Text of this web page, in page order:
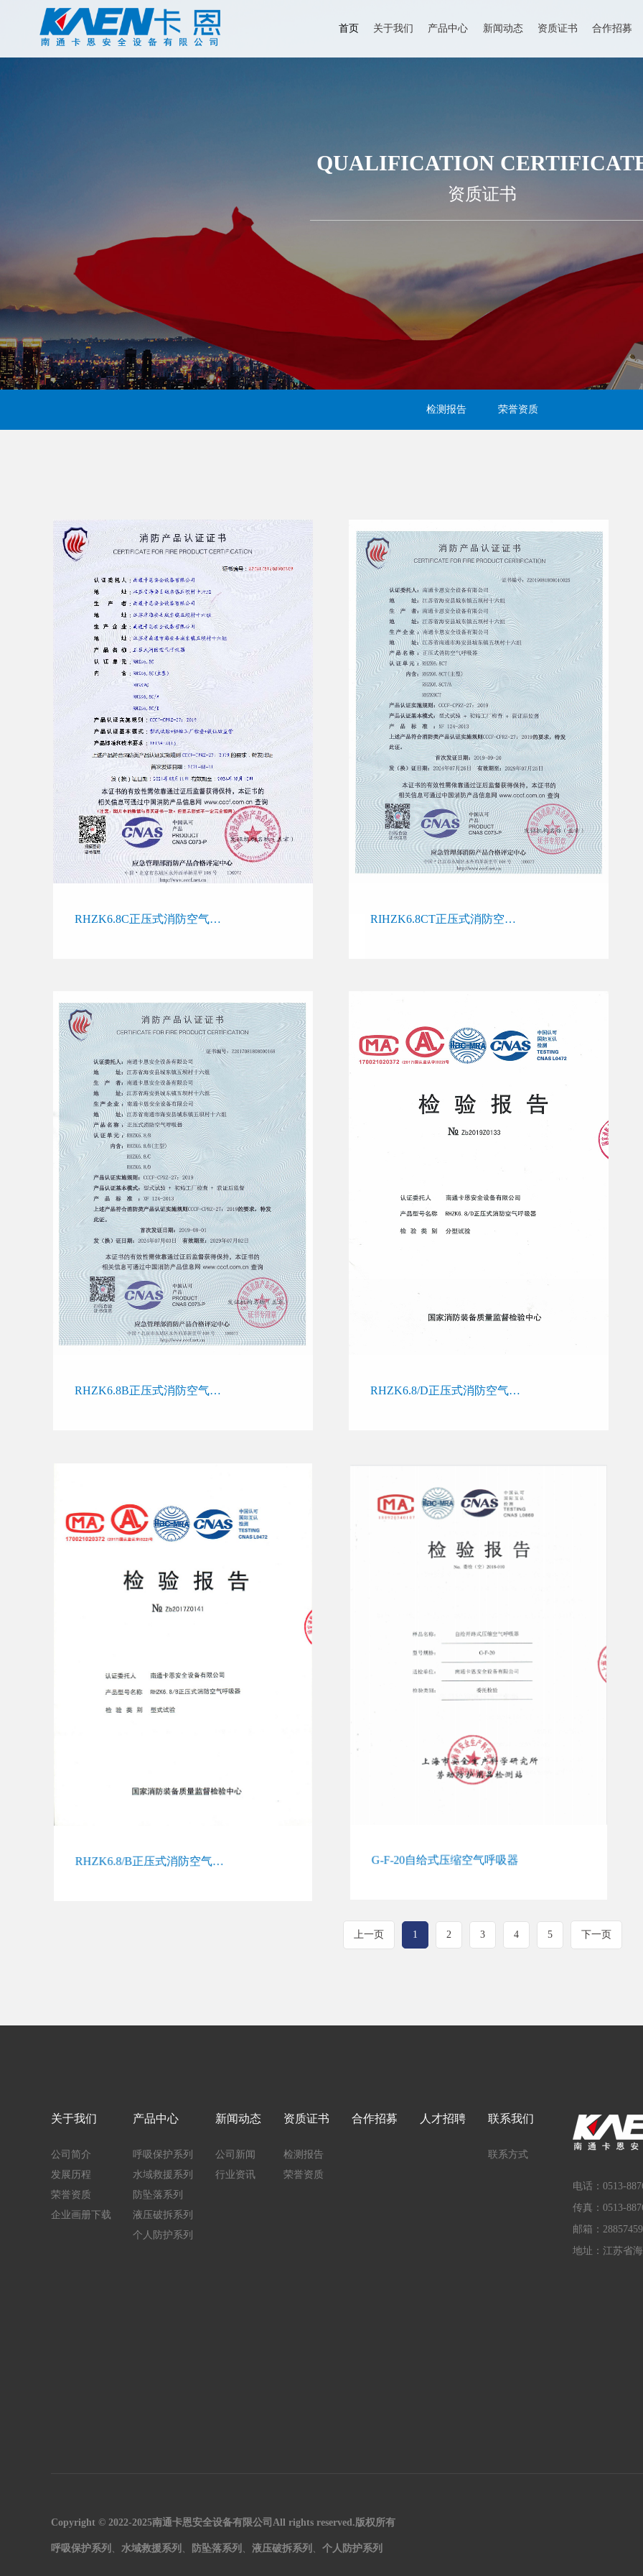
首页 关于我们 产品中心 新闻动态 资质证书 合作招募
QUALIFICATION
资质证书
检测报告 荣誉资质
RHZK6.8C正压式消防空气呼吸器消防产品认证证书 RIHZK6.8CT正压式消防空气呼吸器产品认证证书
RHZK6.8B正压式消防空气呼吸器消防产品认证证书 RHZK6.8/D正压式消防空气呼吸器检验报告
RHZK6.8/B正压式消防空气呼吸器检验报告 G-F-20自给式压缩空气呼吸器
上一页 1 2 3 4 5 下一页
关于我们
公司简介
发展历程
荣誉资质
企业画册下载
产品中心
呼吸保护系列
水域救援系列
防坠落系列
液压破拆系列
个人防护系列
新闻动态
公司新闻
行业资讯
资质证书
检测报告
荣誉资质
合作招募 人才招聘 联系我们
联系方式
电话：0513-
传真：0513-
邮箱：
地址：江苏省
Copyright © 2022-2025南通卡恩安全设备有限公司All rights reserved.版权所有
呼吸保护系列 水域救援系列 防坠落系列 液压破拆系列 个人防护系列